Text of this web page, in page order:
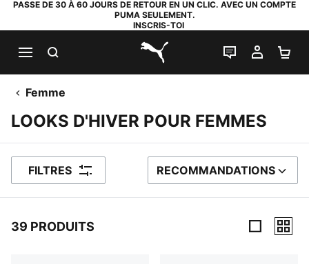
PASSE DE 30 À 60 JOURS DE RETOUR EN UN CLIC. AVEC UN COMPTE
PUMA SEULEMENT.
INSCRIS-TOI
PUMA.com
LIVE CHAT
MON
Femme
LOOKS D'HIVER POUR FEMMES
FILTRES TRIER PAR
RECOMMANDATIONS
39 PRODUITS